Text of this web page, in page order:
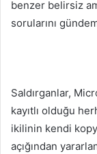
benzer belirsiz
sorularını
Saldırganlar,
kayıtlı olduğu
ikilinin kendi
açığından